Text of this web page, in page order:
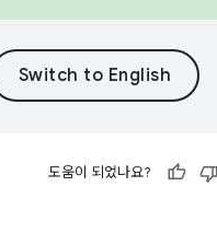
도움이 되었나요?